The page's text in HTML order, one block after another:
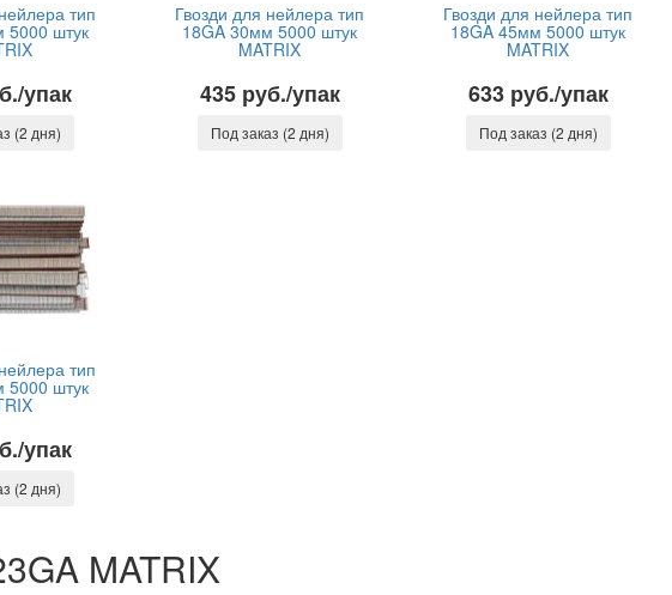
тип
5000 штук
упак
(2 дня)
Гвозди для нейлера тип
18GA 30мм 5000 штук
MATRIX
435 руб./упак
Под заказ (2 дня)
Гвозди для нейлера тип
18GA 45мм 5000 штук
MATRIX
633 руб./упак
Под заказ (2 дня)
тип
5000 штук
упак
(2 дня)
MATRIX